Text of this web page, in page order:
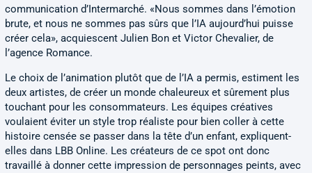
communication d’Intermarché. «Nous sommes dans l’émotion
brute, et nous ne sommes pas sûrs que l’IA aujourd’hui puisse
créer cela», acquiescent Julien Bon et Victor Chevalier, de
l’agence Romance.
Le choix de l’animation plutôt que de l’IA a permis, estiment les
deux artistes, de créer un monde chaleureux et sûrement plus
touchant pour les consommateurs. Les équipes créatives
voulaient éviter un style trop réaliste pour bien coller à cette
histoire censée se passer dans la tête d’un enfant, expliquent-
elles dans LBB Online. Les créateurs de ce spot ont donc
travaillé à donner cette impression de personnages peints, avec